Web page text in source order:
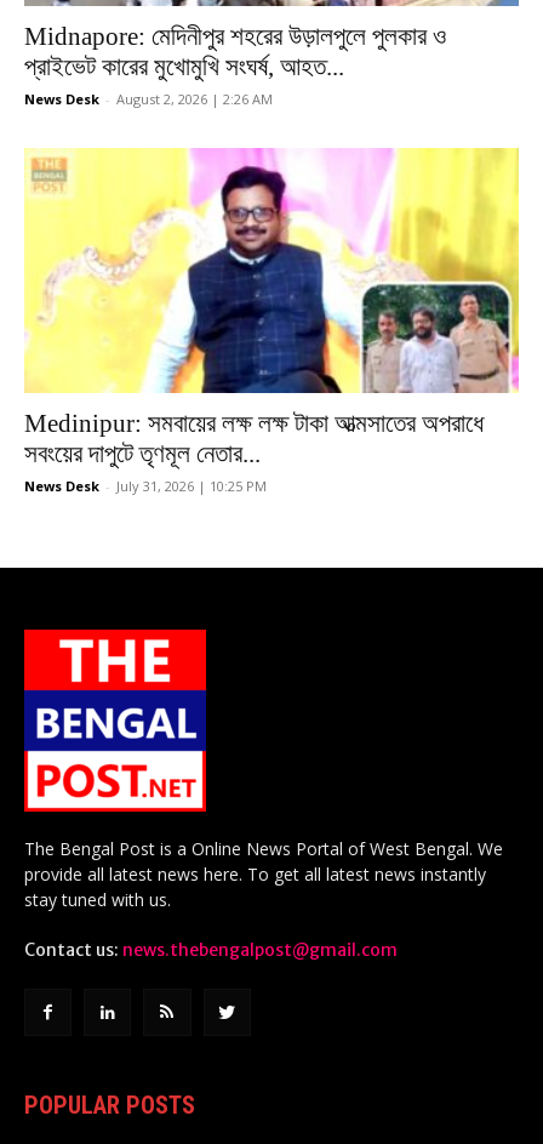
Midnapore: মেদিনীপুর শহরের উড়ালপুলে পুলকার ও
প্রাইভেট কারের মুখোমুখি সংঘর্ষ, আহত...
News Desk - August 2, 2026 | 2:26 AM
Medinipur: সমবায়ের লক্ষ লক্ষ টাকা আত্মসাতের অপরাধে
সবংয়ের দাপুটে তৃণমূল নেতার...
News Desk - July 31, 2026 | 10:25 PM
The Bengal Post is a Online News Portal of West Bengal. We
provide all latest news here. To get all latest news instantly
stay tuned with us.
Contact us: news.thebengalpost@gmail.com
POPULAR POSTS